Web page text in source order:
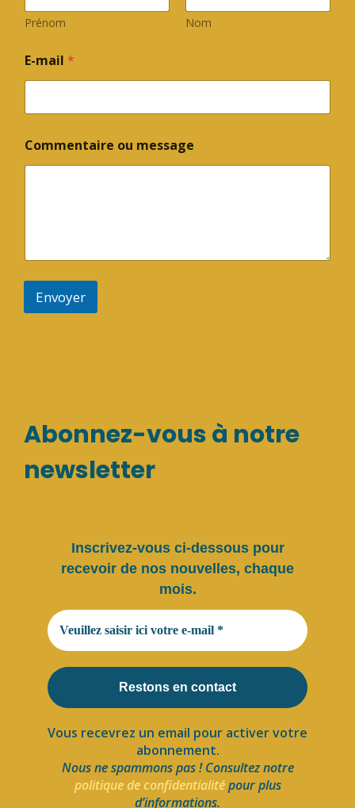
Prénom Nom
E-mail *
Commentaire ou message
Envoyer
Abonnez-vous à notre
newsletter
Inscrivez-vous ci-dessous pour
recevoir de nos nouvelles, chaque
mois.
Vous recevrez un email pour activer votre
abonnement.
Nous ne spammons pas ! Consultez notre
politique de confidentialitépour plus
d’informations.